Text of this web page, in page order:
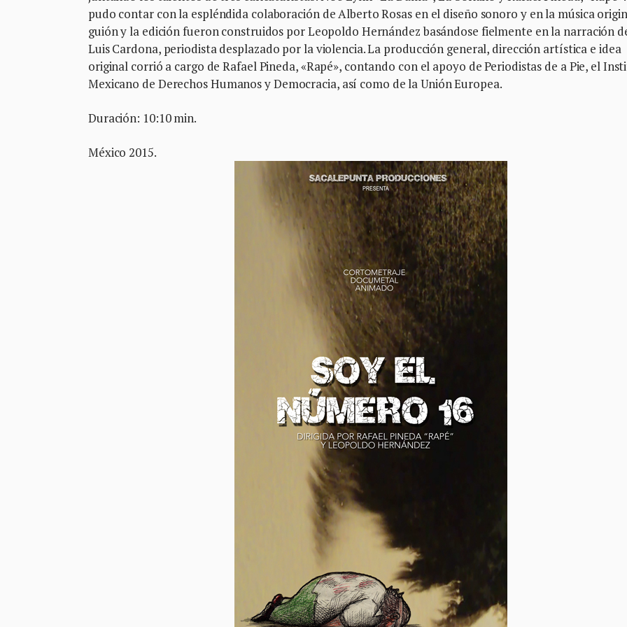
pudo contar con la espléndida colaboración de Alberto Rosas en el diseño sonoro y en la música
guión y la edición fueron construidos por Leopoldo Hernández basándose fielmente en la narración
Luis Cardona, periodista desplazado por la violencia. La producción general, dirección artística e idea
original corrió a cargo de Rafael Pineda, «Rapé», contando con el apoyo de Periodistas de a Pie, el
Mexicano de Derechos Humanos y Democracia, así como de la Unión Europea.
Duración: 10:10 min.
México 2015.